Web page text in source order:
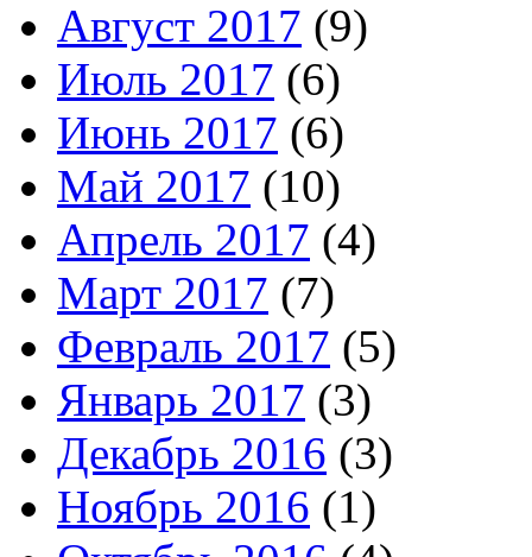
Август 2017 (9)
Июль 2017 (6)
Июнь 2017 (6)
Май 2017 (10)
Апрель 2017 (4)
Март 2017 (7)
Февраль 2017 (5)
Январь 2017 (3)
Декабрь 2016 (3)
Ноябрь 2016 (1)